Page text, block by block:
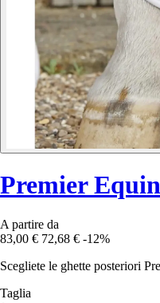
Premier
A partire da
83,00 € 72,68 € -12%
Scegliete le ghette posteriori
Taglia